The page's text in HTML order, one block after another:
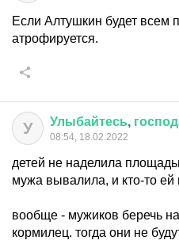
Если Алтушкин будет всем
атрофируется.
У Улыбайтесь,
08:54, 18.02.2022
детей не наделила
мужа вывалила, и кто-то ей
вообще - мужиков беречь
кормилец. тогда они не